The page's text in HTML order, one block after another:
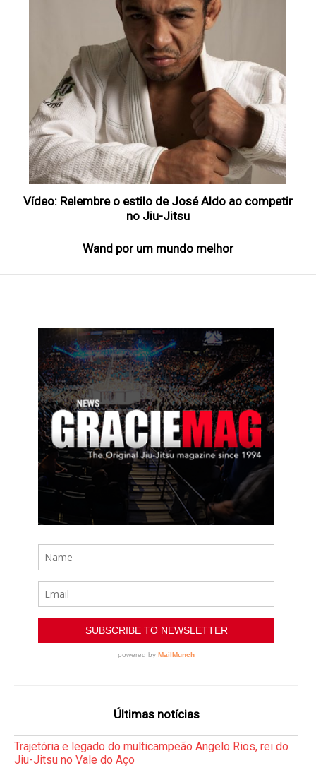
Vídeo: Relembre o estilo de José Aldo ao competir
no Jiu-Jitsu
Wand por um mundo melhor
Últimas notícias
Trajetória e legado do multicampeão Angelo Rios, rei do
Jiu-Jitsu no Vale do Aço